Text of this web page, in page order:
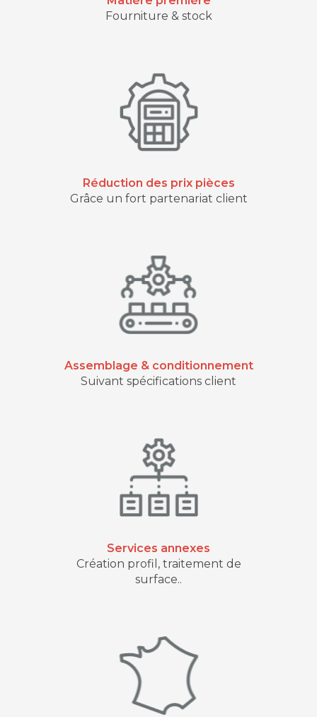
Fourniture & stock
Réduction des prix pièces
Grâce un fort partenariat client
Assemblage & conditionnement
Suivant spécifications client
Services annexes
Création profil, traitement de
surface..